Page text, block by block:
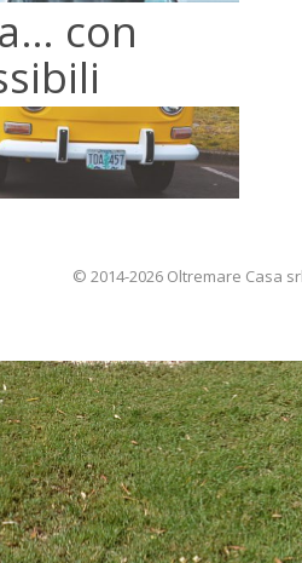
con
© 2014-2026 Oltremare Casa